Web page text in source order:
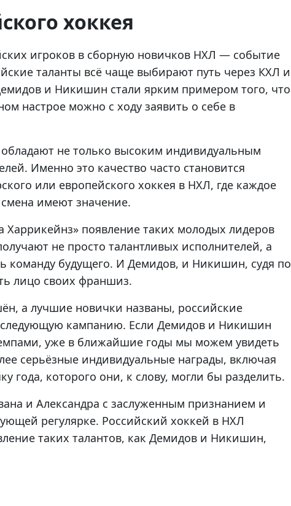
хоккея
игроков в сборную новичков НХЛ — событие
таланты всё чаще выбирают путь через КХЛ и
и Никишин стали ярким примером того, что
настрое можно с ходу заявить о себе в
не только высоким индивидуальным
Именно это качество часто становится
или европейского хоккея в НХЛ, где каждое
имеют значение.
появление таких молодых лидеров
не просто талантливых исполнителей, а
команду будущего. И Демидов, и Никишин, судя по
лицо своих франшиз.
а лучшие новички названы, российские
кампанию. Если Демидов и Никишин
уже в ближайшие годы мы можем увидеть
серьёзные индивидуальные награды, включая
года, которого они, к слову, могли бы разделить.
и Александра с заслуженным признанием и
регулярке. Российский хоккей в НХЛ
таких талантов, как Демидов и Никишин,